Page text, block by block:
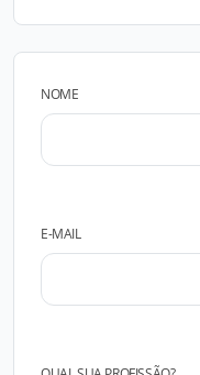
NOME
E-MAIL